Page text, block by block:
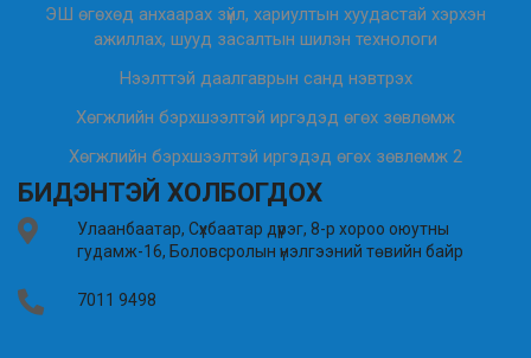
ЭШ өгөхөд анхаарах зүйл, хариултын хуудастай хэрхэн
ажиллах, шууд засалтын шилэн технологи
Нээлттэй даалгаврын санд нэвтрэх
Хөгжлийн бэрхшээлтэй иргэдэд өгөх зөвлөмж
Хөгжлийн бэрхшээлтэй иргэдэд өгөх зөвлөмж 2
БИДЭНТЭЙ ХОЛБОГДОХ
Улаанбаатар, Сүхбаатар дүүрэг, 8-р хороо оюутны
гудамж-16, Боловсролын үнэлгээний төвийн байр
7011 9498